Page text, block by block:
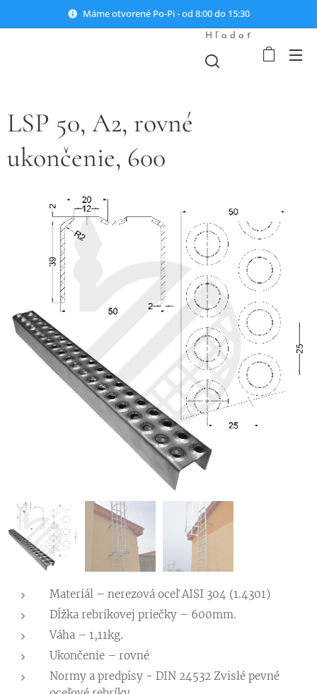
Máme otvorené Po-Pi - od 8:00 do 15:30
Hľadať
LSP 50, A2, rovné
ukončenie, 600
Materiál – nerezová oceľ AISI 304 (1.4301)
Dĺžka rebríkovej priečky – 600mm.
Váha – 1,11kg.
Ukončenie – rovné
Normy a predpisy - DIN 24532 Zvislé pevné